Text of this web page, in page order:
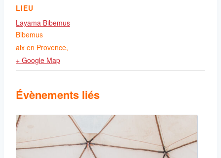
LIEU
Layama Bibemus
Bibemus
aix en Provence,
+ Google Map
Évènements liés